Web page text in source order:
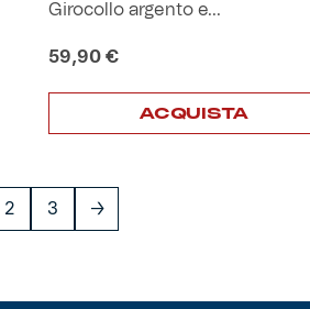
Girocollo argento e...
59,90 €
ACQUISTA
2 3 →